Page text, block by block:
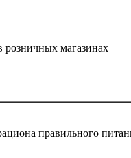
розничных магазинах
правильного